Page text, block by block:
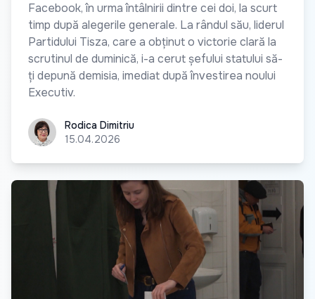
Facebook, în urma întâlnirii dintre cei doi, la scurt
timp după alegerile generale. La rândul său, liderul
Partidului Tisza, care a obținut o victorie clară la
scrutinul de duminică, i-a cerut șefului statului să-
ți depună demisia, imediat după învestirea noului
Executiv.
Rodica Dimitriu
Rodica Dimitriu
15.04.2026